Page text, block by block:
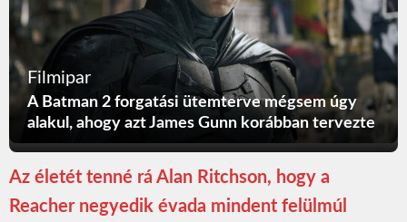
Filmipar
A Batman 2 forgatási ütemterve mégsem úgy
alakul, ahogy azt James Gunn korábban tervezte
Az életét tenné rá Alan Ritchson, hogy a
Reacher negyedik évada mindent felülmúl